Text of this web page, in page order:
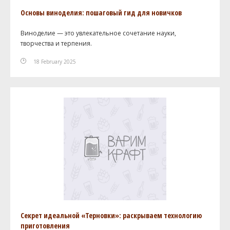
Основы виноделия: пошаговый гид для новичков
Виноделие — это увлекательное сочетание науки,
творчества и терпения.
18 February 2025
Секрет идеальной «Терновки»: раскрываем технологию
приготовления